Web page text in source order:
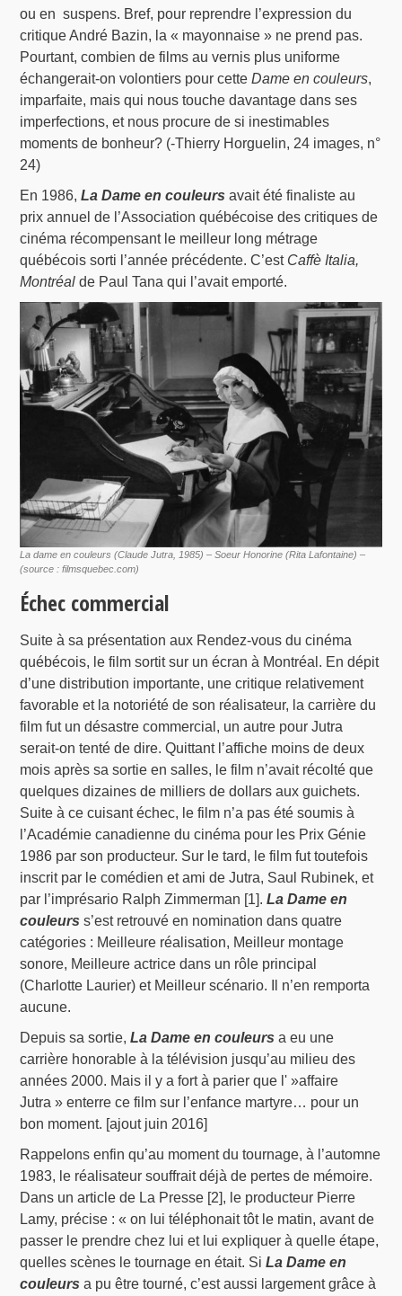
ou en suspens. Bref, pour reprendre l’expression du
critique André Bazin, la « mayonnaise » ne prend pas.
Pourtant, combien de films au vernis plus uniforme
échangerait-on volontiers pour cetteDame en couleurs,
imparfaite, mais qui nous touche davantage dans ses
imperfections, et nous procure de si inestimables
moments de bonheur? (-Thierry Horguelin, 24 images, n°
24)
En 1986,La Dame en couleurs avait été finaliste au
prix annuel de l’Association québécoise des critiques de
cinéma récompensant le meilleur long métrage
québécois sorti l’année précédente. C’est Caffè Italia,
Montréal de Paul Tana qui l’avait emporté.
La dame en couleurs (Claude Jutra, 1985) – Soeur Honorine (Rita Lafontaine) –
(source : filmsquebec.com)
Échec commercial
Suite à sa présentation aux Rendez-vous du cinéma
québécois, le film sortit sur un écran à Montréal. En dépit
d’une distribution importante, une critique relativement
favorable et la notoriété de son réalisateur, la carrière du
film fut un désastre commercial, un autre pour Jutra
serait-on tenté de dire. Quittant l’affiche moins de deux
mois après sa sortie en salles, le film n’avait récolté que
quelques dizaines de milliers de dollars aux guichets.
Suite à ce cuisant échec, le film n’a pas été soumis à
l’Académie canadienne du cinéma pour les Prix Génie
1986 par son producteur. Sur le tard, le film fut toutefois
inscrit par le comédien et ami de Jutra, Saul Rubinek, et
par l’imprésario Ralph Zimmerman [1].La Dame en
couleurs s’est retrouvé en nomination dans quatre
catégories : Meilleure réalisation, Meilleur montage
sonore, Meilleure actrice dans un rôle principal
(Charlotte Laurier) et Meilleur scénario. Il n’en remporta
aucune.
Depuis sa sortie,La Dame en couleurs a eu une
carrière honorable à la télévision jusqu’au milieu des
années 2000. Mais il y a fort à parier que l' »affaire
Jutra » enterre ce film sur l’enfance martyre… pour un
bon moment. [ajout juin 2016]
Rappelons enfin qu’au moment du tournage, à l’automne
1983, le réalisateur souffrait déjà de pertes de mémoire.
Dans un article de La Presse [2], le producteur Pierre
Lamy, précise : « on lui téléphonait tôt le matin, avant de
passer le prendre chez lui et lui expliquer à quelle étape,
quelles scènes le tournage en était. SiLa Dame en
couleurs a pu être tourné, c’est aussi largement grâce à